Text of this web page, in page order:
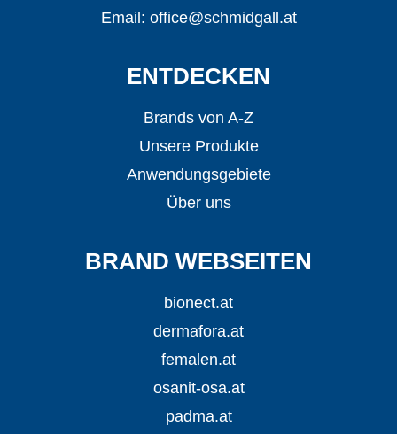
Email: office@schmidgall.at
ENTDECKEN
Brands von A-Z
Unsere Produkte
Anwendungsgebiete
Über uns
BRAND WEBSEITEN
bionect.at
dermafora.at
femalen.at
osanit-osa.at
padma.at